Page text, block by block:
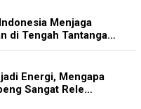
Menjaga
di Tengah Tantanga…
Energi, Mengapa
Sangat Rele…